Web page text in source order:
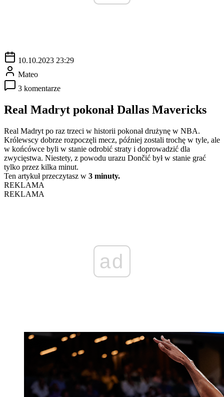
10.10.2023 23:29
Mateo
3 komentarze
Real Madryt pokonał Dallas Mavericks
Real Madryt po raz trzeci w historii pokonał drużynę w NBA.
Królewscy dobrze rozpoczęli mecz, później zostali trochę w tyle, ale
w końcówce byli w stanie odrobić straty i doprowadzić dla
zwycięstwa. Niestety, z powodu urazu Dončić był w stanie grać
tylko przez kilka minut.
Ten artykuł przeczytasz w 3 minuty.
REKLAMA
REKLAMA
ad